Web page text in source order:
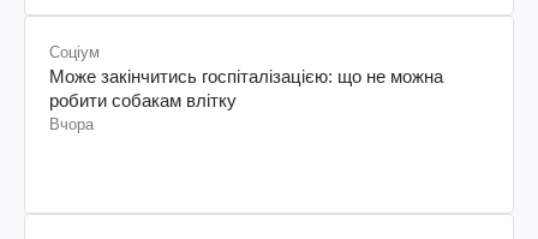
Соціум
Може закінчитись госпіталізацією: що не можна
робити собакам влітку
Вчора